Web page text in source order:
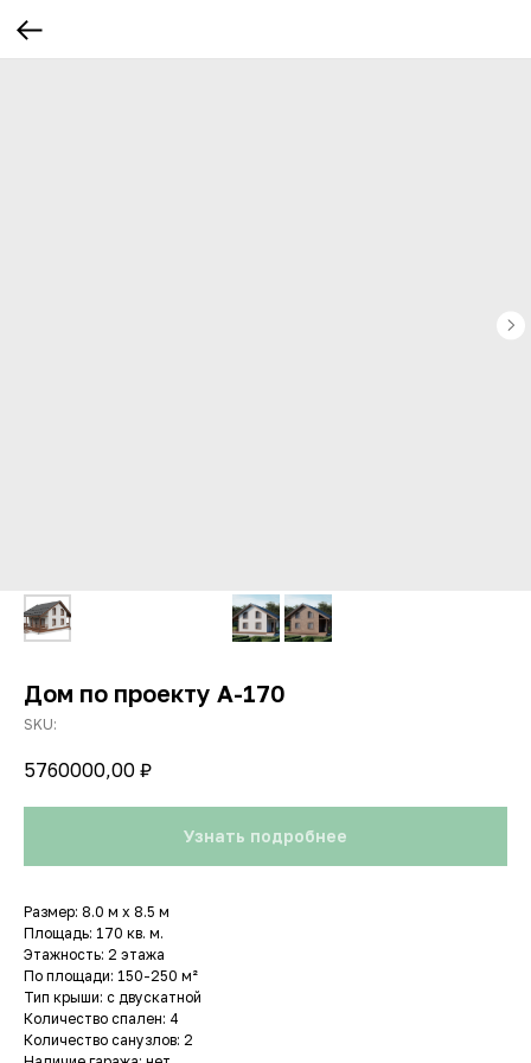
Дом по проекту A-170
SKU:
5760000,00 ₽
Узнать подробнее
Размер: 8.0 м х 8.5 м
Площадь: 170 кв. м.
Этажность: 2 этажа
По площади: 150-250 м²
Тип крыши: с двускатной
Количество спален: 4
Количество санузлов: 2